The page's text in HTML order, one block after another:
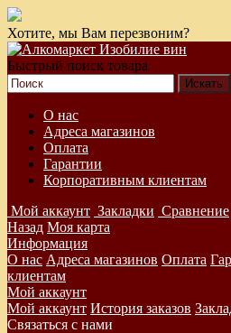
Хотите, мы Вам перезвоним?
Быстрый поиск товара
О нас
Адреса магазинов
Оплата
Гарантии
Корпоративным клиентам
Мой аккаунт Закладки Сравнение
Назад Моя карта
Информация
О нас Адреса магазинов Оплата
клиентам
Мой аккаунт
Мой аккаунт История заказов
Связаться с нами